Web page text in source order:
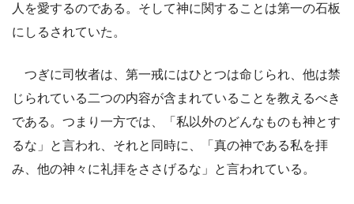
人を愛するのである。そして神に関することは第一の石板
にしるされていた。
つぎに司牧者は、第一戒にはひとつは命じられ、他は禁
じられている二つの内容が含まれていることを教えるべき
である。つまり一方では、「私以外のどんなものも神とす
るな」と言われ、それと同時に、「真の神である私を拝
み、他の神々に礼拝をささげるな」と言われている。